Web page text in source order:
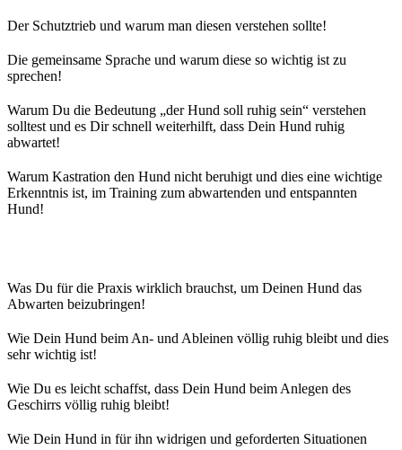
Der Schutztrieb und warum man diesen verstehen sollte!
Die gemeinsame Sprache und warum diese so wichtig ist zu
sprechen!
Warum Du die Bedeutung „der Hund soll ruhig sein“ verstehen
solltest und es Dir schnell weiterhilft, dass Dein Hund ruhig
abwartet!
Warum Kastration den Hund nicht beruhigt und dies eine wichtige
Erkenntnis ist, im Training zum abwartenden und entspannten
Hund!
Was Du für die Praxis wirklich brauchst, um Deinen Hund das
Abwarten beizubringen!
Wie Dein Hund beim An- und Ableinen völlig ruhig bleibt und dies
sehr wichtig ist!
Wie Du es leicht schaffst, dass Dein Hund beim Anlegen des
Geschirrs völlig ruhig bleibt!
Wie Dein Hund in für ihn widrigen und geforderten Situationen